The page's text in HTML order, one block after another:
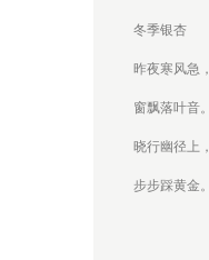
冬季银杏
昨夜寒风急，
窗飘落叶音。
晓行幽径上，
步步踩黄金。